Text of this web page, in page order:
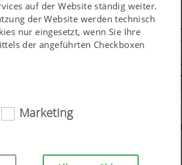
auf der Website ständig weiter.
der Website werden technisch
nur eingesetzt, wenn Sie Ihre
der angeführten Checkboxen
zugänglich und userfreundlich
Marketing
Jobs im Bereich Lehrberufe